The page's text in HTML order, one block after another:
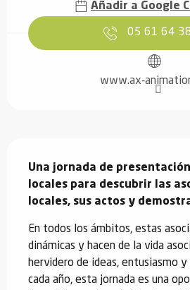
Añadir a Google
05 61 64
www.ax-
Una jornada de
locales para descubrir las
locales, sus actos y
En todos los ámbitos, estas
dinámicas y hacen de la vida
hervidero de ideas, entusiasmo
cada año, esta jornada es una